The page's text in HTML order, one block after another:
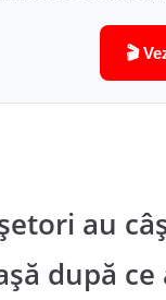
🎬
au
după ce